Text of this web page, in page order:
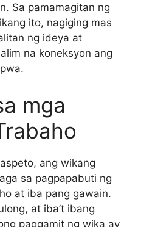
Sa pamamagitan ng
ito, nagiging mas
ng ideya at
na koneksyon ang
mga
ang wikang
sa pagpapabuti ng
at iba pang gawain.
at iba’t ibang
paggamit ng wika ay